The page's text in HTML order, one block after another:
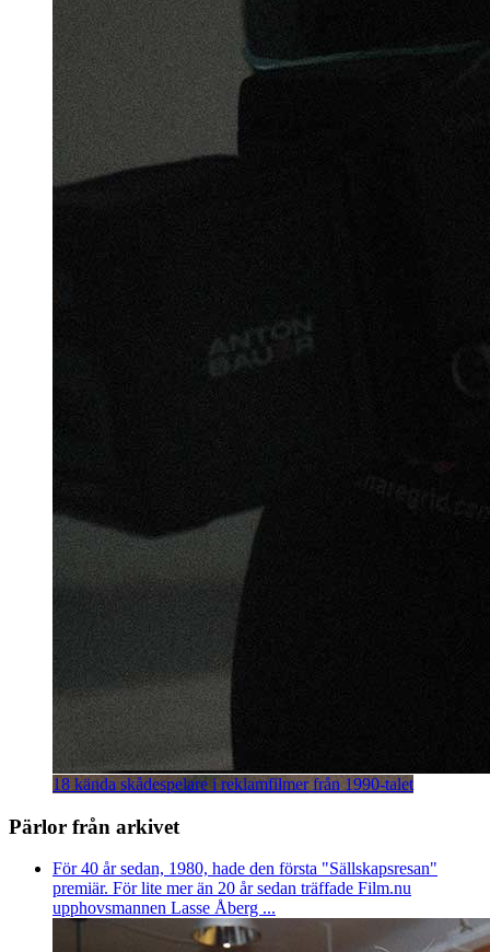
18 kända skådespelare i reklamfilmer från 1990-talet
Pärlor från arkivet
För 40 år sedan, 1980, hade den första "Sällskapsresan"
premiär. För lite mer än 20 år sedan träffade Film.nu
upphovsmannen Lasse Åberg ...